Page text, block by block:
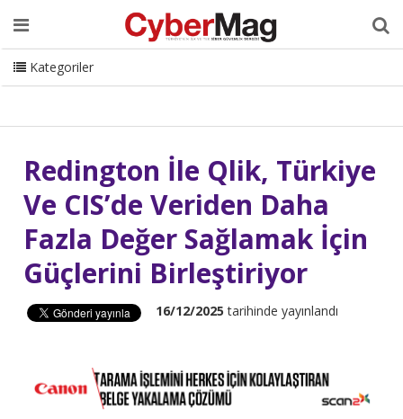
Ana Sayfa Hakkımızda Dergi Editörden
Danışmanlık
ISC Turkey Sizden Gelenler
İletişim
CyberMag Logo
Kategoriler
Redington İle Qlik, Türkiye
Ve CIS’de Veriden Daha
Fazla Değer Sağlamak İçin
Güçlerini Birleştiriyor
16/12/2025 tarihinde yayınlandı